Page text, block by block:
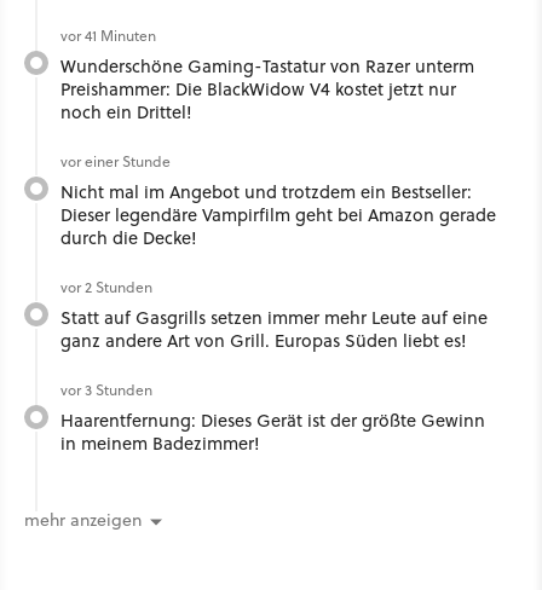
vor 41 Minuten
Wunderschöne Gaming-Tastatur von Razer unterm
Preishammer: Die BlackWidow V4 kostet jetzt nur
noch ein Drittel!
vor einer Stunde
Nicht mal im Angebot und trotzdem ein Bestseller:
Dieser legendäre Vampirfilm geht bei Amazon gerade
durch die Decke!
vor 2 Stunden
Statt auf Gasgrills setzen immer mehr Leute auf eine
ganz andere Art von Grill. Europas Süden liebt es!
vor 3 Stunden
Haarentfernung: Dieses Gerät ist der größte Gewinn
in meinem Badezimmer!
mehr anzeigen